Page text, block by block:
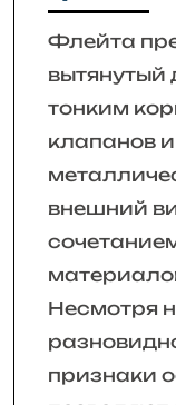
Флейта
вытянутый
тонким
клапанов
внешний
Несмотря
признаки